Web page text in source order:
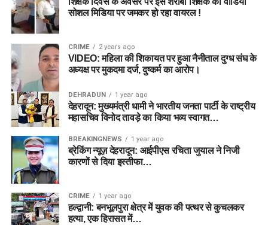
सोशल मिडिया पर जमकर हो रहा वायरल !
CRIME 2 years ago
VIDEO: महिला की शिकायत पर हुआ नैनीताल दुग्ध संघ के
अध्यक्ष पर मुकदमा दर्ज, दुष्कर्म का आरोप।
DEHRADUN 1 year ago
देहरादून: मुख्यमंत्री धामी ने भारतीय जनता पार्टी के राष्ट्रीय
महासचिव विनोद तावड़े का किया भव्य स्वागत…
BREAKINGNEWS 1 year ago
ब्रेकिंग न्यूज़ देहरादून: आईपीएस रचिता जुयाल ने निजी
कारणों से दिया इस्तीफा…
CRIME 1 year ago
हल्द्वानी: बनभूलपुरा क्षेत्र में युवक की पत्थर से कुचलकर
हत्या, एक हिरासत में…